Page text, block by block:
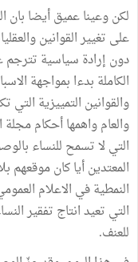
لكن وعينا عميق أيضا بان
على تغيير القوانين
دون إرادة سياسية تترجم
الكاملة بدءا بمواجهة
والقوانين التمييزية
والعام واهمها أحكام
التي لا تسمح للنساء
المعتدين أيا كان موقعهم
النمطية في الاعلام
التي تعيد انتاج تفقير
للعنف.